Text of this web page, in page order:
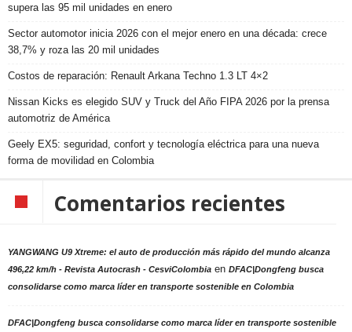
supera las 95 mil unidades en enero
Sector automotor inicia 2026 con el mejor enero en una década: crece
38,7% y roza las 20 mil unidades
Costos de reparación: Renault Arkana Techno 1.3 LT 4×2
Nissan Kicks es elegido SUV y Truck del Año FIPA 2026 por la prensa
automotriz de América
Geely EX5: seguridad, confort y tecnología eléctrica para una nueva
forma de movilidad en Colombia
Comentarios recientes
YANGWANG U9 Xtreme: el auto de producción más rápido del mundo alcanza
496,22 km/h - Revista Autocrash - CesviColombia en DFAC|Dongfeng busca
consolidarse como marca líder en transporte sostenible en Colombia
DFAC|Dongfeng busca consolidarse como marca líder en transporte sostenible